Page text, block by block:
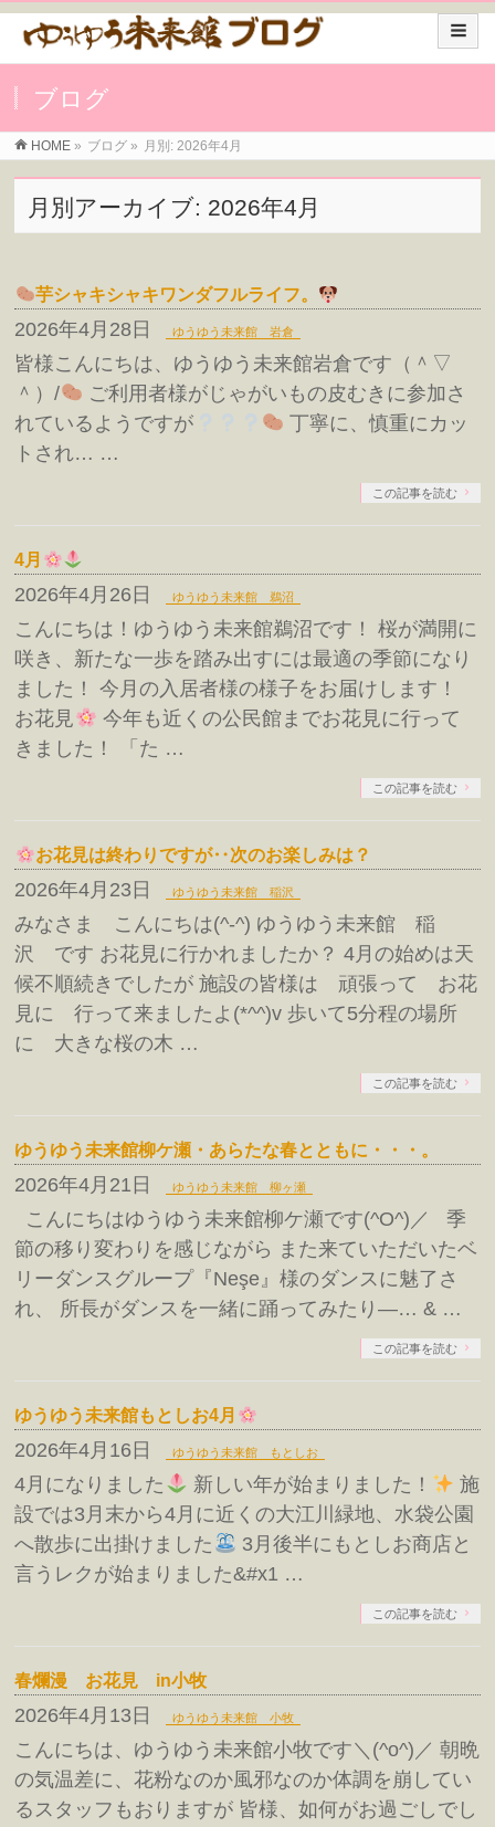
ブログ
HOME » ブログ » 月別: 2026年4月
月別アーカイブ: 2026年4月
芋シャキシャキワンダフルライフ。
2026年4月28日 ゆうゆう未来館 岩倉
皆様こんにちは、ゆうゆう未来館岩倉です（＾▽
＾）/
ご利用者様がじゃがいもの皮むきに参加さ
れているようですが
丁寧に、慎重にカッ
トされ… …
この記事を読む
4月
2026年4月26日 ゆうゆう未来館 鵜沼
こんにちは！ゆうゆう未来館鵜沼です！ 桜が満開に
咲き、新たな一歩を踏み出すには最適の季節になり
ました！ 今月の入居者様の様子をお届けします！
お花見
今年も近くの公民館までお花見に行って
きました！ 「た …
この記事を読む
お花見は終わりですが‥次のお楽しみは？
2026年4月23日 ゆうゆう未来館 稲沢
みなさま こんにちは(^-^) ゆうゆう未来館 稲
沢 です お花見に行かれましたか？ 4月の始めは天
候不順続きでしたが 施設の皆様は 頑張って お花
見に 行って来ましたよ(*^^)v 歩いて5分程の場所
に 大きな桜の木 …
この記事を読む
ゆうゆう未来館柳ケ瀬・あらたな春とともに・・・。
2026年4月21日 ゆうゆう未来館 柳ヶ瀬
こんにちはゆうゆう未来館柳ケ瀬です(^O^)／ 季
節の移り変わりを感じながら また来ていただいたベ
リーダンスグループ『Neşe』様のダンスに魅了さ
れ、 所長がダンスを一緒に踊ってみたり―… & …
この記事を読む
ゆうゆう未来館もとしお4月
2026年4月16日 ゆうゆう未来館 もとしお
4月になりました 新しい年が始まりました！
施
設では3月末から4月に近くの大江川緑地、水袋公園
へ散歩に出掛けました
3月後半にもとしお商店と
言うレクが始まりました&#x1 …
この記事を読む
春爛漫 お花見 in小牧
2026年4月13日 ゆうゆう未来館 小牧
こんにちは、ゆうゆう未来館小牧です＼(^o^)／ 朝晩
の気温差に、花粉なのか風邪なのか体調を崩してい
るスタッフもおりますが 皆様、如何がお過ごしでし